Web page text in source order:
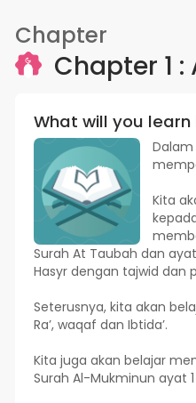
Chapter
Chapter 1
What will you
Dalam
Kita
Surah At Taubah dan
Hasyr dengan tajwid dan
Seterusnya, kita akan
Ra’, waqaf dan Ibtida’.
Kita juga akan belajar
Surah Al-Mukminun ayat 1